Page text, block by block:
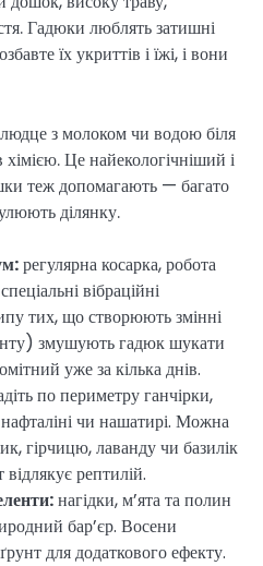
Гадюки люблять затишні
їх укриттів і їжі, і вони
з молоком чи водою біля
Це найекологічніший і
теж допомагають — багато
ділянку.
регулярна косарка, робота
вібраційні
тих, що створюють змінні
змушують гадюк шукати
уже за кілька днів.
по периметру ганчірки,
нафталіні чи нашатирі. Можна
гірчицю, лаванду чи базилік
рептилій.
нагідки, м’ята та полин
бар’єр. Восени
для додаткового ефекту.